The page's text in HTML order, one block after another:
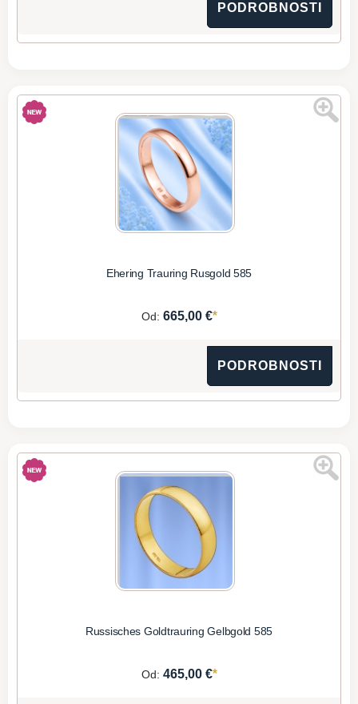
PODROBNOSTI
Ehering Trauring Rusgold 585
Od: 665,00 €*
PODROBNOSTI
Russisches Goldtrauring Gelbgold 585
Od: 465,00 €*